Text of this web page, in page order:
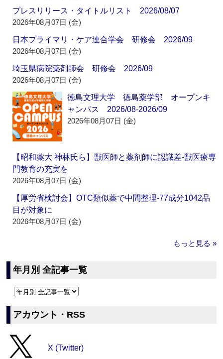
プレスリリース・タイトルリスト 2026/08/07
2026年08月07日 (金)
日本プライマリ・ケア連合学会 研修会 2026/09
2026年08月07日 (金)
埼玉県病院薬剤師会 研修会 2026/09
2026年08月07日 (金)
徳島文理大学 徳島薬学部 オープンキ
ャンパス 2026/08-2026/09
2026年08月07日 (金)
【昭和薬大 神林氏ら】獣医師と薬剤師に認識差‐獣医療専
門教育の充実を
2026年08月07日 (金)
【厚労省検討会】OTC類似薬で中間整理‐77成分1042品
目が対象に
2026年08月07日 (金)
もっと見る »
年月別 全記事一覧
アカウント・RSS
X (Twitter)